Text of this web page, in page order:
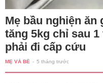
Mẹ bầu nghiện ăn
tăng 5kg chỉ sau
phải đi cấp cứu
MẸ VÀ BÉ - 5 tháng trước